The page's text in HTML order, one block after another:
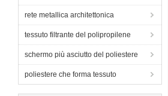
rete metallica architettonica
tessuto filtrante del polipropilene
schermo più asciutto del poliestere
poliestere che forma tessuto